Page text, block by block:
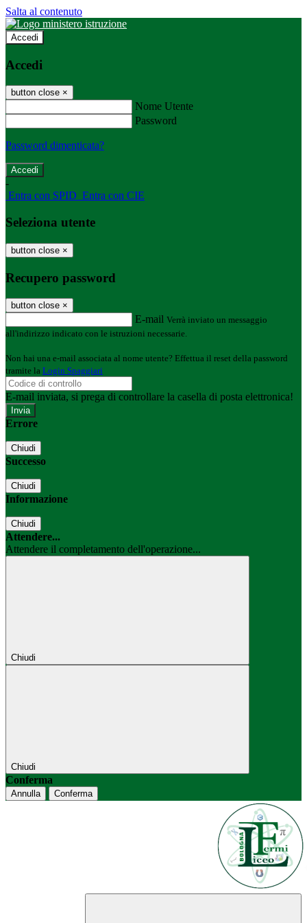
Salta al contenuto
Accedi
Accedi
button close ×
Nome Utente
Password
Password dimenticata?
-
Entra con SPID Entra con CIE
Seleziona utente
button close ×
Recupero password
button close ×
E-mail Verrà inviato un messaggio
all'indirizzo indicato con le istruzioni necessarie.
Non hai una e-mail associata al nome utente? Effettua il reset della password
tramite la Login Spaggiari
E-mail inviata, si prega di controllare la casella di posta elettronica!
Errore
Chiudi
Successo
Chiudi
Informazione
Chiudi
Attendere...
Attendere il completamento dell'operazione...
Chiudi
Chiudi
Conferma
Annulla Conferma